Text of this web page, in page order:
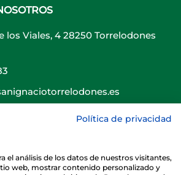
los Viales, 4 28250 Torrelodones
Política de privacidad
el análisis de los datos de nuestros visitantes,
web, mostrar contenido personalizado y